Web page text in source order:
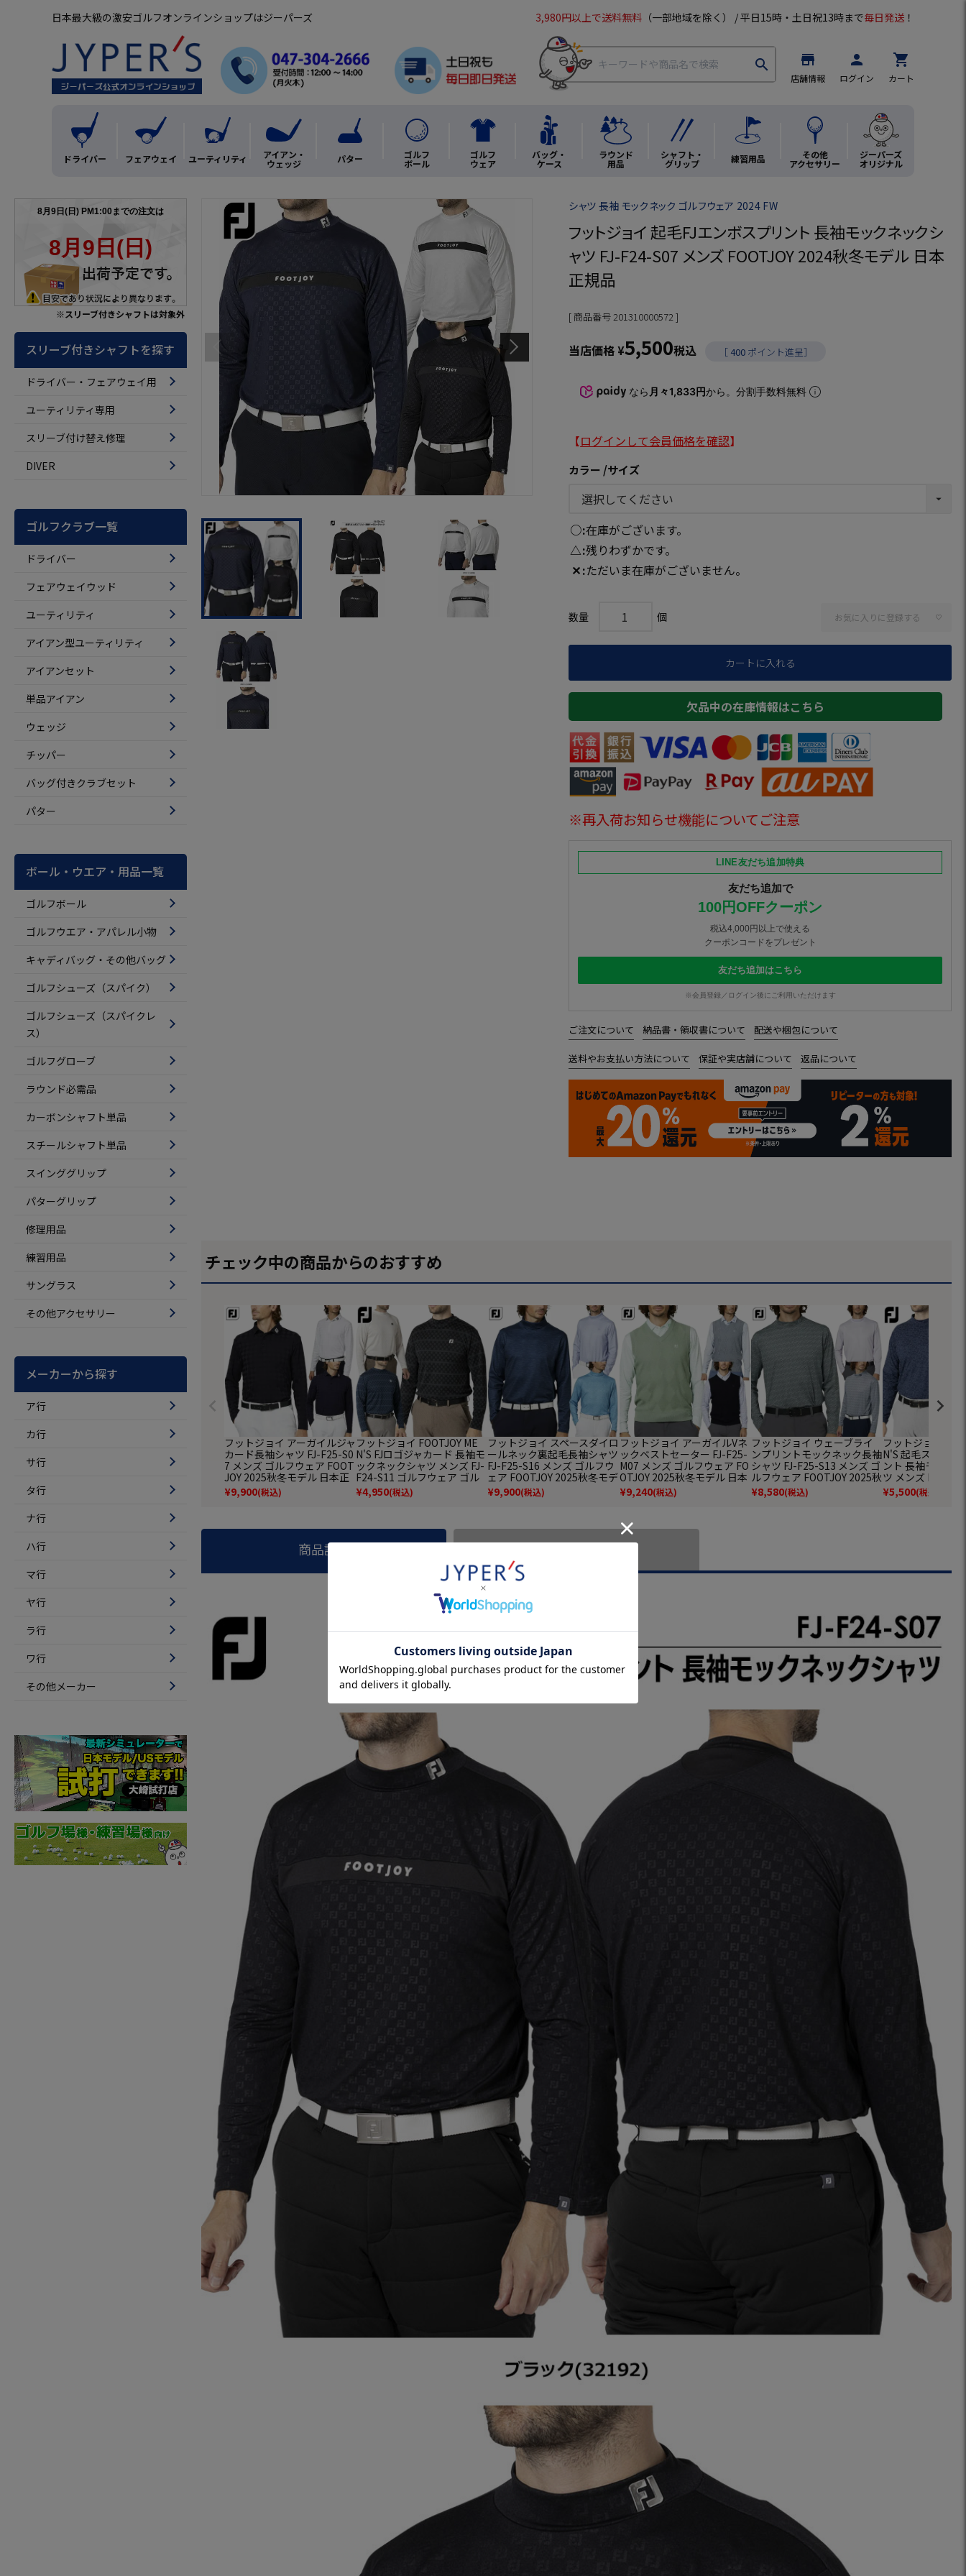
日本最大級の激安ゴルフオンラインショップはジーパーズ 3,980円以上で送料無料 （一部地域を除く） / 平日15時・土日祝13時まで毎日発送 ！
search store
店舗情報
person
ログイン
shopping_cart
カート
ドライバー フェアウェイ ユーティリティ アイアン・
ウェッジ パター ゴルフ
ボール
ゴルフ
ウェア
バッグ・
ケース
ラウンド
用品
シャフト・
グリップ 練習用品 その他
アクセサリー
ジーパーズ
オリジナル
※スリーブ付きシャフトは対象外
スリーブ付きシャフトを探す
ドライバー・フェアウェイ用
ユーティリティ専用
スリーブ付け替え修理
DIVER
ゴルフクラブ一覧
ドライバー
フェアウェイウッド
ユーティリティ
アイアン型ユーティリティ
アイアンセット
単品アイアン
ウェッジ
チッパー
バッグ付きクラブセット
パター
ボール・ウエア・用品一覧
ゴルフボール
ゴルフウエア・アパレル小物
キャディバッグ・その他バッグ
ゴルフシューズ（スパイク）
ゴルフシューズ（スパイクレ
ス）
ゴルフグローブ
ラウンド必需品
カーボンシャフト単品
スチールシャフト単品
スインググリップ
パターグリップ
修理用品
練習用品
サングラス
その他アクセサリー
メーカーから探す
ア行
カ行
サ行
タ行
ナ行
ハ行
マ行
ヤ行
ラ行
ワ行
その他メーカー
シャツ 長袖 モックネック ゴルフウェア 2024 FW
フットジョイ 起毛FJエンボスプリント 長袖モックネックシ
ャツ FJ-F24-S07 メンズ FOOTJOY 2024秋冬モデル 日本
正規品
商品番号201310000572
当店価格¥5,500税込 ［ 400 ポイント進呈］
なら 月々1,833円から。分割手数料無料
【ログインして会員価格を確認】
カラー サイズ
○ 在庫がございます。
△ 残りわずかです。
✕ ただいま在庫がございません。
お気に入りに登録する
カートに入れる
欠品中の在庫情報はこちら
※再入荷お知らせ機能についてご注意
LINE友だち追加特典
友だち追加で
100円OFFクーポン
税込4,000円以上で使える
クーポンコードをプレゼント
友だち追加はこちら
※会員登録／ログイン後にご利用いただけます
ご注文について 納品書・領収書について 配送や梱包について
送料やお支払い方法について 保証や実店舗について 返品について
チェック中の商品からのおすすめ
フットジョイ アーガイルジャ
カード長袖シャツ FJ-F25-S0
7 メンズ ゴルフウェア FOOT
JOY 2025秋冬モデル 日本正
規品
¥9,900(税込)
フットジョイ FOOTJOY ME
N'S FJロゴジャカード 長袖モ
ックネックシャツ メンズ FJ-
F24-S11 ゴルフウェア ゴル
フ 2024秋冬モデル 日本正規
品
¥4,950(税込)
フットジョイ スペースダイロ
ールネック裏起毛長袖シャツ
FJ-F25-S16 メンズ ゴルフウ
ェア FOOTJOY 2025秋冬モデ
ル 日本正規品
¥9,900(税込)
フットジョイ アーガイルVネ
ックベストセーター FJ-F25-
M07 メンズ ゴルフウェア FO
OTJOY 2025秋冬モデル 日本
正規品
¥9,240(税込)
フットジョイ ウェーブライ
ンプリントモックネック長袖
シャツ FJ-F25-S13 メンズ ゴ
ルフウェア FOOTJOY 2025秋
冬モデル 日本正規品
¥8,580(税込)
フットジョイ
N'S 起毛スコティ
ント 長袖モック
ツ メンズ FJ-F24-
ウェア ゴルフ
ル 日本正規品
¥5,500(税込)
商品説明